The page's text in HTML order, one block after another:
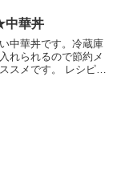
中華丼
中華丼です。冷蔵庫
れられるので節約メ
スメです。 レシピは